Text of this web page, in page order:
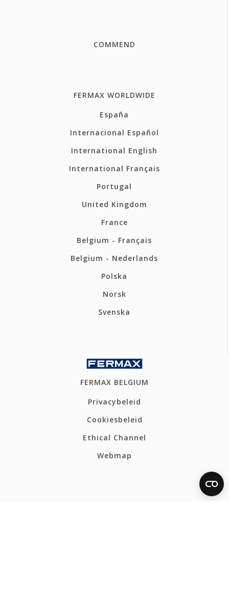
COMMEND
FERMAX WORLDWIDE
España
Internacional Español
International English
International Français
Portugal
United Kingdom
France
Belgium - Français
Belgium - Nederlands
Polska
Norsk
Svenska
FERMAX BELGIUM
Privacybeleid
Cookiesbeleid
Ethical Channel
Webmap